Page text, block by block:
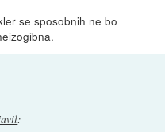
se sposobnih ne bo
: